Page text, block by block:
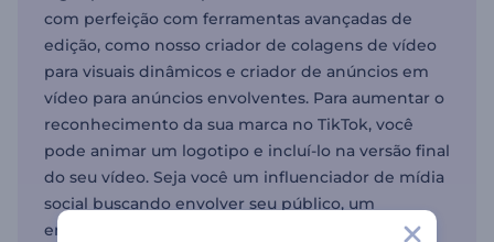
com perfeição com ferramentas avançadas de
edição, como nosso criador de colagens de vídeo
para visuais dinâmicos e criador de anúncios em
vídeo para anúncios envolventes. Para aumentar o
reconhecimento da sua marca no TikTok, você
pode animar um logotipo e incluí-lo na versão final
do seu vídeo. Seja você um influenciador de mídia
social buscando envolver seu público, um
empresário visando aumentar a visibilidade da